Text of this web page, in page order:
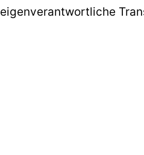
eigenverantwortliche